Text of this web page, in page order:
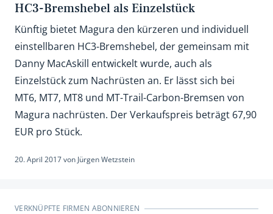
HC3-Bremshebel als Einzelstück
Künftig bietet Magura den kürzeren und individuell
einstellbaren HC3-Bremshebel, der gemeinsam mit
Danny MacAskill entwickelt wurde, auch als
Einzelstück zum Nachrüsten an. Er lässt sich bei
MT6, MT7, MT8 und MT-Trail-Carbon-Bremsen von
Magura nachrüsten. Der Verkaufspreis beträgt 67,90
EUR pro Stück.
20. April 2017von Jürgen Wetzstein
VERKNÜPFTE FIRMEN ABONNIEREN